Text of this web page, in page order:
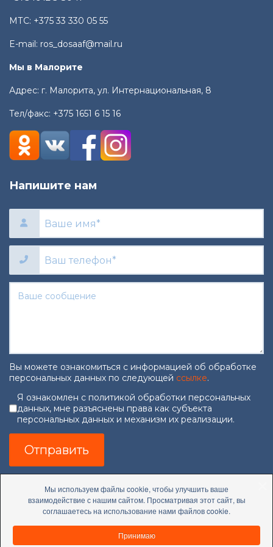
Мы используем файлы cookie, чтобы улучшить ваше
взаимодействие с нашим сайтом. Просматривая этот сайт, вы
соглашаетесь на использование нами файлов cookie.
Принимаю
МТС: +375 33 330 05 55
E-mail: ros_dosaaf@mail.ru
Мы в Малорите
Адрес: г. Малорита, ул. Интернациональная, 8
Тел/факс: +375 1651 6 15 16
Напишите нам
Вы можете ознакомиться с информацией об обработке
персональных данных по следующей ссылке.
Согласие на обработку
Я ознакомлен с политикой обработки персональных
данных, мне разъяснены права как субъекта
персональных данных и механизм их реализации.
Отправить